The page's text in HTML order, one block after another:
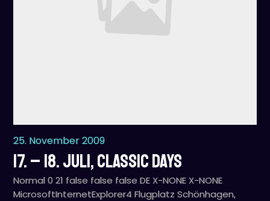
25. November 2009
17. – 18. Juli, Classic Days
Normal 0 21 false false false DE X-NONE X-NONE
MicrosoftInternetExplorer4 Flugplatz Schönhagen,